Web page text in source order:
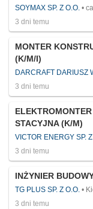
SOYMAX SP. Z O.O.
3 dni temu
MONTER
(K/M/I)
DARCRAFT DARIUSZ
3 dni temu
STACYJNA (K/M)
VICTOR ENERGY SP.
3 dni temu
INŻYNIER
TG PLUS SP. Z O.O.
3 dni temu